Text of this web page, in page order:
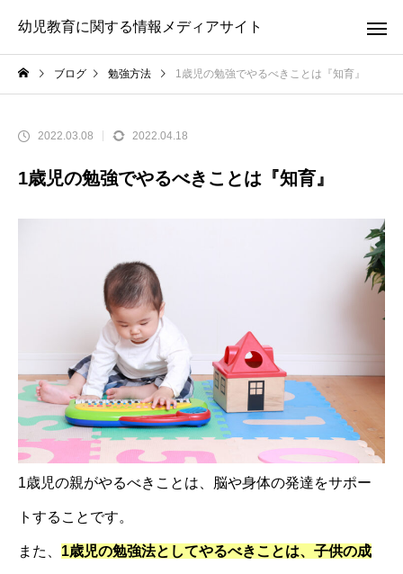
幼児教育に関する情報メディアサイト
ブログ 勉強方法 1歳児の勉強でやるべきことは『知育』
2022.03.08 2022.04.18
1歳児の勉強でやるべきことは『知育』
1歳児の親がやるべきことは、脳や身体の発達をサポー
トすることです。
また、 1歳児の勉強法としてやるべきことは、子供の成